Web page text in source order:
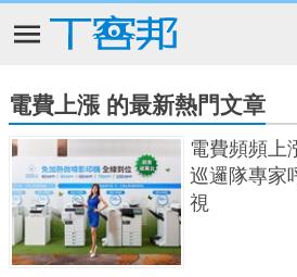
電費上漲 的最新熱門文章
電費頻頻上
巡邏隊專家
視